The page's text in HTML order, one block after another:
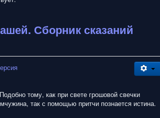
Сборник сказаний
тому, как при свете грошовой свечки
так с помощью притчи познается истина.